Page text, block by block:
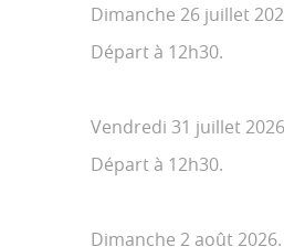
Dimanche 26 juillet
Départ à 12h30.
Vendredi 31 juillet
Départ à 12h30.
Dimanche 2 août 2026.